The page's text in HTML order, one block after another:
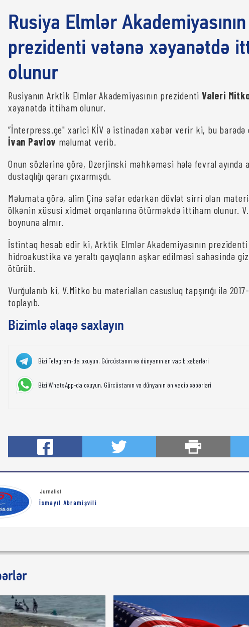
Rusiya Elmlər Akademiyasının
prezidenti vətənə xəyanətdə
olunur
Rusiyanın Arktik Elmlər Akademiyasının prezidenti Valeri
xəyanətdə ittiham olunur.
“İnterpress.ge" xarici KİV ə istinadən xəbər verir ki, bu barədə
İvan Pavlov məlumat verib.
Onun sözlərinə görə, Dzerjinski məhkəməsi hələ fevral ayında
dustaqlığı qərarı çıxarmışdı.
Məlumata görə, alim Çinə səfər edərkən dövlət sirri olan
ölkənin xüsusi xidmət orqanlarına ötürməkdə ittiham olunur.
boynuna almır.
İstintaq hesab edir ki, Arktik Elmlər Akademiyasının prezidenti
hidroakustika və yeraltı qayıqların aşkar edilməsi sahəsində
ötürüb.
Vurğulanıb ki, V.Mitko bu materialları casusluq tapşırığı ilə
toplayıb.
Bizimlə əlaqə saxlayın
Bizi Telegram-da oxuyun. Gürcüstanın və dünyanın ən vacib xəbərləri
Bizi WhatsApp-da oxuyun. Gürcüstanın və dünyanın ən vacib xəbərləri
Jurnalist
İsmayıl Abramişvili